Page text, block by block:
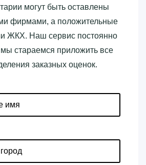
могут быть оставлены
фирмами, а положительные
ЖКХ. Наш сервис постоянно
мы стараемся приложить все
заказных оценок.